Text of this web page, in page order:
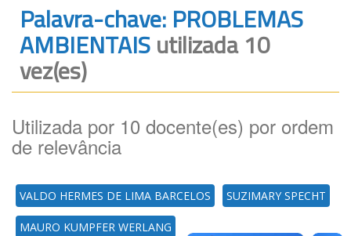
Legislação
Canais
Palavra-chave: PROBLEMAS
AMBIENTAISutilizada 10
vez(es)
Utilizada por 10 docente(es) por ordem
de relevância
VALDO HERMES DE LIMA BARCELOS SUZIMARY SPECHT
MAURO KUMPFER WERLANG